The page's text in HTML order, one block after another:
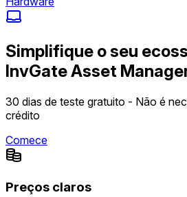
Simplifique o seu
InvGate Asset
30 dias de teste gratuito - Não é
crédito
Comece
Preços claros